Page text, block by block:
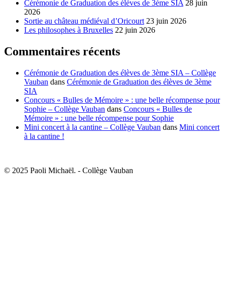
Cérémonie de Graduation des élèves de 3ème SIA 28 juin
2026
Sortie au château médiéval d’Oricourt 23 juin 2026
Les philosophes à Bruxelles 22 juin 2026
Commentaires récents
Cérémonie de Graduation des élèves de 3ème SIA – Collège
Vauban dans Cérémonie de Graduation des élèves de 3ème
SIA
Concours « Bulles de Mémoire » : une belle récompense pour
Sophie – Collège Vauban dans Concours « Bulles de
Mémoire » : une belle récompense pour Sophie
Mini concert à la cantine – Collège Vauban dans Mini concert
à la cantine !
© 2025 Paoli Michaël. - Collège Vauban